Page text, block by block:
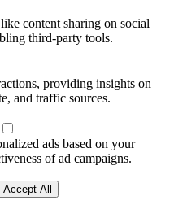
content sharing on social
third-party tools.
providing insights on
and traffic sources.
ads based on your
of ad campaigns.
Accept All